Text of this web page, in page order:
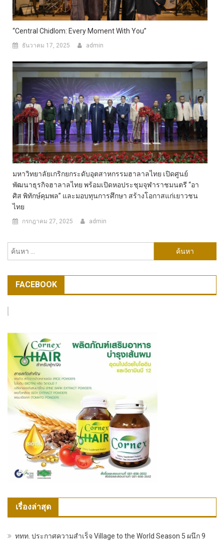
“Central Chidlom: Every Moment With You”
ธันวาคม 17, 2025 admin
มหาวิทยาลัยเกริกยกระดับอุตสาหกรรมฮาลาลไทย เปิดศูนย์
พัฒนาธุรกิจฮาลาลไทย พร้อมเปิดหอประชุมจุฬาราชมนตรี “อา
ศิส พิทักษ์คุมพล” และมอบทุนการศึกษา สร้างโอกาสแก่เยาวชน
ไทย
กรกฎาคม 27, 2025 admin
สำหรับ:
FACEBOOK
เรื่องล่าสุด
ททท. ประกาศความสำเร็จ Village to the World Season 5 ผนึก 9